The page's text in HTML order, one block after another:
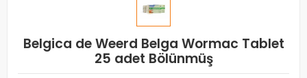
Belgica de Weerd Belga Wormac Tablet
25 adet Bölünmüş